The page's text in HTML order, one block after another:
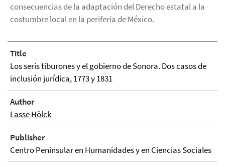
consecuencias de la adaptación del Derecho estatal a la
costumbre local en la periferia de México.
Title
Los seris tiburones y el gobierno de Sonora. Dos casos de
inclusión jurídica, 1773 y 1831
Author
Lasse Hölck
Publisher
Centro Peninsular en Humanidades y en Ciencias Sociales